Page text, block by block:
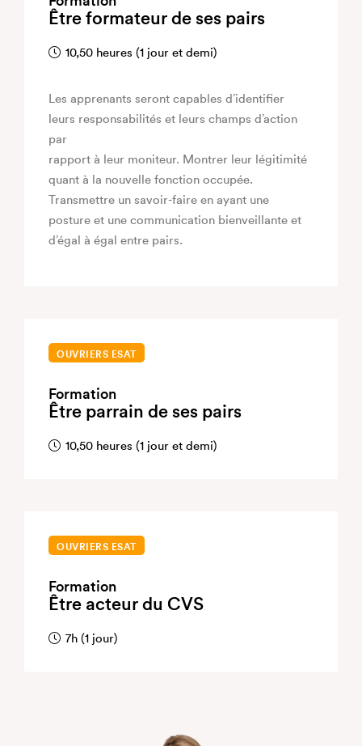
Être formateur de ses pairs
10,50 heures (1 jour et demi)
Les apprenants seront capables d’identifier
leurs responsabilités et leurs champs d’action
par
rapport à leur moniteur. Montrer leur légitimité
quant à la nouvelle fonction occupée.
Transmettre un savoir-faire en ayant une
posture et une communication bienveillante et
d’égal à égal entre pairs.
OUVRIERS ESAT
Formation
Être parrain de ses pairs
10,50 heures (1 jour et demi)
OUVRIERS ESAT
Formation
Être acteur du CVS
7h (1 jour)